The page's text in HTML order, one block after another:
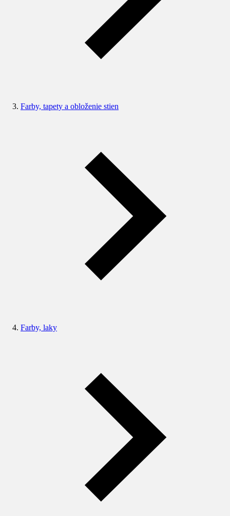
Farby, tapety a obloženie stien
Farby, laky